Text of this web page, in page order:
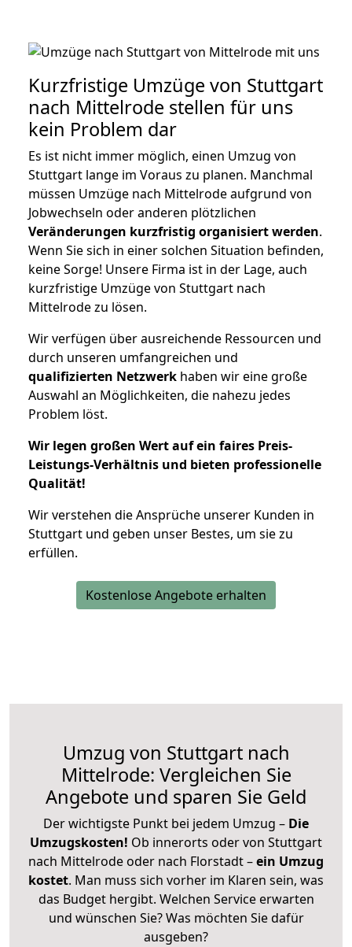
Kurzfristige Umzüge von Stuttgart
nach Mittelrode stellen für uns
kein Problem dar
Es ist nicht immer möglich, einen Umzug von
Stuttgart lange im Voraus zu planen. Manchmal
müssen Umzüge nach Mittelrode aufgrund von
Jobwechseln oder anderen plötzlichen
Veränderungen kurzfristig organisiert werden.
Wenn Sie sich in einer solchen Situation befinden,
keine Sorge! Unsere Firma ist in der Lage, auch
kurzfristige Umzüge von Stuttgart nach
Mittelrode zu lösen.
Wir verfügen über ausreichende Ressourcen und
durch unseren umfangreichen und
qualifizierten Netzwerk haben wir eine große
Auswahl an Möglichkeiten, die nahezu jedes
Problem löst.
Wir legen großen Wert auf ein faires Preis-
Leistungs-Verhältnis und bieten professionelle
Qualität!
Wir verstehen die Ansprüche unserer Kunden in
Stuttgart und geben unser Bestes, um sie zu
erfüllen.
Kostenlose Angebote erhalten
Umzug von Stuttgart nach
Mittelrode: Vergleichen Sie
Angebote und sparen Sie Geld
Der wichtigste Punkt bei jedem Umzug – Die
Umzugskosten! Ob innerorts oder von Stuttgart
nach Mittelrode oder nach Florstadt –ein Umzug
kostet. Man muss sich vorher im Klaren sein, was
das Budget hergibt. Welchen Service erwarten
und wünschen Sie? Was möchten Sie dafür
ausgeben?